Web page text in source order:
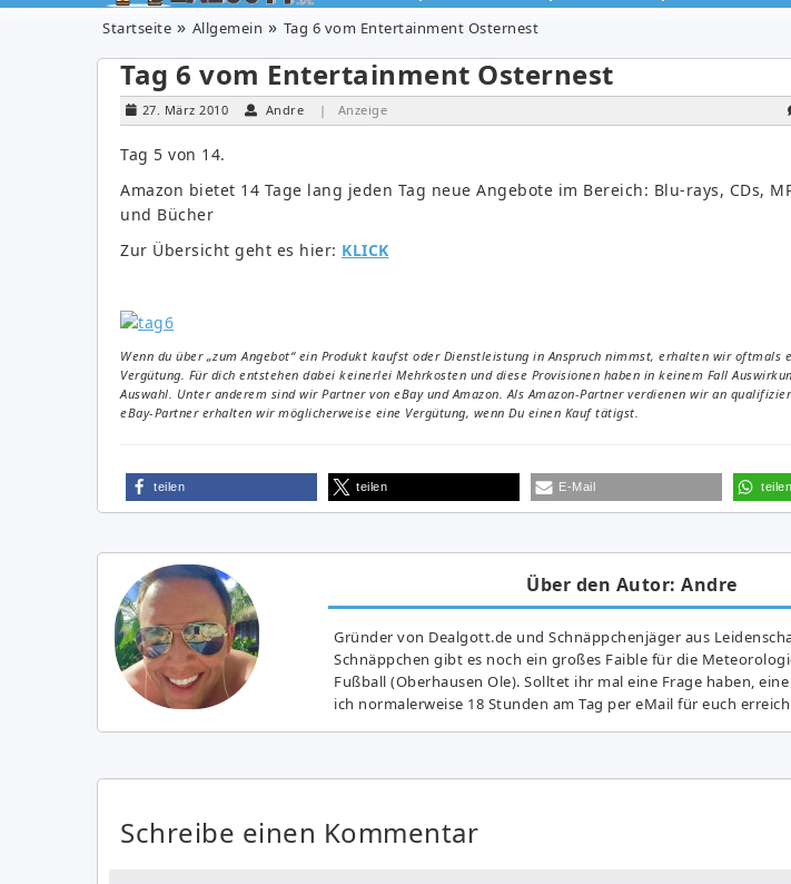
Startseite Allgemein Tag 6 vom Entertainment Osternest
Tag 6 vom Entertainment Osternest
27. März 2010 Andre | Anzeige
Tag 5 von 14.
Amazon bietet 14 Tage lang jeden Tag neue Angebote im Bereich: Blu-rays, CDs,
und Bücher
Zur Übersicht geht es hier: KLICK
Wenn du über „zum Angebot“ ein Produkt kaufst oder Dienstleistung in Anspruch nimmst, erhalten wir oftmals
Vergütung. Für dich entstehen dabei keinerlei Mehrkosten und diese Provisionen haben in keinem Fall
Auswahl. Unter anderem sind wir Partner von eBay und Amazon. Als Amazon-Partner verdienen wir an
eBay-Partner erhalten wir möglicherweise eine Vergütung, wenn Du einen Kauf tätigst.
teilen teilen E-Mail teilen
Über den Autor: Andre
Gründer von Dealgott.de und Schnäppchenjäger aus
Schnäppchen gibt es noch ein großes Fai­ble für die
Fußball (Oberhausen Ole). Solltet ihr mal eine Frage haben,
ich normalerweise 18 Stunden am Tag per eMail für euch
Schreibe einen Kommentar